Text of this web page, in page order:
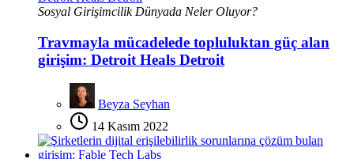
Sosyal Girişimcilik Dünyada Neler Oluyor?
Travmayla mücadelede topluluktan güç alan
girişim: Detroit Heals Detroit
Beyza Seyhan
14 Kasım 2022